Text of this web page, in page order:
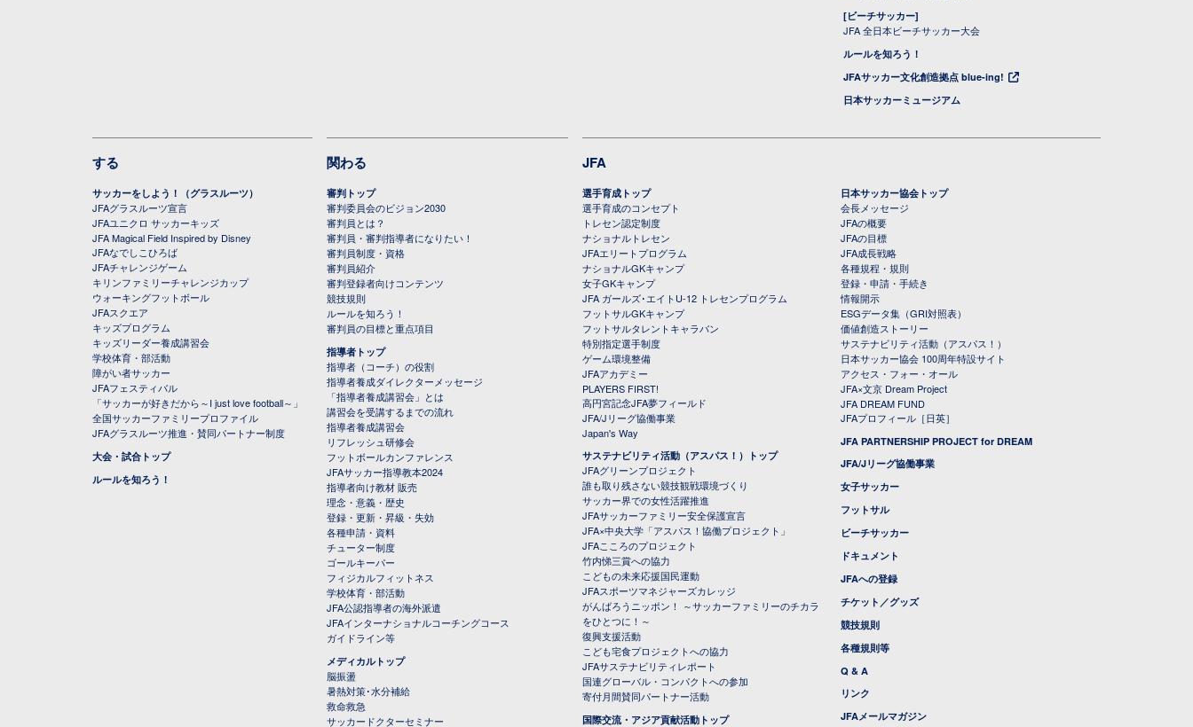
[ビーチサッカー]
JFA 全日本ビーチサッカー大会
ルールを知ろう！
JFAサッカー文化創造拠点 blue-ing!
日本サッカーミュージアム
する
サッカーをしよう！（グラスルーツ）
JFAグラスルーツ宣言
JFAユニクロ サッカーキッズ
JFA Magical Field Inspired by Disney
JFAなでしこひろば
JFAチャレンジゲーム
キリンファミリーチャレンジカップ
ウォーキングフットボール
JFAスクエア
キッズプログラム
キッズリーダー養成講習会
学校体育・部活動
障がい者サッカー
JFAフェスティバル
「サッカーが好きだから～I just love football～」
全国サッカーファミリープロファイル
JFAグラスルーツ推進・賛同パートナー制度
大会・試合トップ
ルールを知ろう！
関わる
審判トップ
審判委員会のビジョン2030
審判員とは？
審判員・審判指導者になりたい！
審判員制度・資格
審判員紹介
審判登録者向けコンテンツ
競技規則
ルールを知ろう！
審判員の目標と重点項目
指導者トップ
指導者（コーチ）の役割
指導者養成ダイレクターメッセージ
「指導者養成講習会」とは
講習会を受講するまでの流れ
指導者養成講習会
リフレッシュ研修会
フットボールカンファレンス
JFAサッカー指導教本2024
指導者向け教材 販売
理念・意義・歴史
登録・更新・昇級・失効
各種申請・資料
チューター制度
ゴールキーパー
フィジカルフィットネス
学校体育・部活動
JFA公認指導者の海外派遣
JFAインターナショナルコーチングコース
ガイドライン等
メディカルトップ
脳振盪
暑熱対策･水分補給
救命救急
サッカードクターセミナー
JFA
選手育成トップ
選手育成のコンセプト
トレセン認定制度
ナショナルトレセン
JFAエリートプログラム
ナショナルGKキャンプ
女子GKキャンプ
JFA ガールズ･エイトU-12 トレセンプログラム
フットサルGKキャンプ
フットサルタレントキャラバン
特別指定選手制度
ゲーム環境整備
JFAアカデミー
PLAYERS FIRST!
高円宮記念JFA夢フィールド
JFA/Jリーグ協働事業
Japan's Way
サステナビリティ活動（アスパス！）トップ
JFAグリーンプロジェクト
誰も取り残さない競技観戦環境づくり
サッカー界での女性活躍推進
JFAサッカーファミリー安全保護宣言
JFA×中央大学「アスパス！協働プロジェクト」
JFAこころのプロジェクト
竹内悌三賞への協力
こどもの未来応援国民運動
JFAスポーツマネジャーズカレッジ
がんばろうニッポン！ ～サッカーファミリーのチカラ
をひとつに！～
復興支援活動
こども宅食プロジェクトへの協力
JFAサステナビリティレポート
国連グローバル・コンパクトへの参加
寄付月間賛同パートナー活動
国際交流・アジア貢献活動トップ
日本サッカー協会トップ
会長メッセージ
JFAの概要
JFAの目標
JFA成長戦略
各種規程・規則
登録・申請・手続き
情報開示
ESGデータ集（GRI対照表）
価値創造ストーリー
サステナビリティ活動（アスパス！）
日本サッカー協会 100周年特設サイト
アクセス・フォー・オール
JFA×文京 Dream Project
JFA DREAM FUND
JFAプロフィール［日英］
JFA PARTNERSHIP PROJECT for DREAM
JFA/Jリーグ協働事業
女子サッカー
フットサル
ビーチサッカー
ドキュメント
JFAへの登録
チケット／グッズ
競技規則
各種規則等
Q & A
リンク
JFAメールマガジン